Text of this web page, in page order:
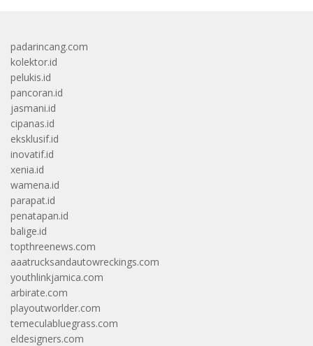
padarincang.com
kolektor.id
pelukis.id
pancoran.id
jasmani.id
cipanas.id
eksklusif.id
inovatif.id
xenia.id
wamena.id
parapat.id
penatapan.id
balige.id
topthreenews.com
aaatrucksandautowreckings.com
youthlinkjamica.com
arbirate.com
playoutworlder.com
temeculabluegrass.com
eldesigners.com